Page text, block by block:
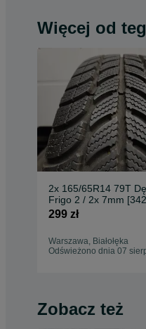
Więcej od
2x 165/65R14 79T
Frigo 2 / 2x 7mm
299 zł
Warszawa, Białołęka
Odświeżono dnia 07
Zobacz też